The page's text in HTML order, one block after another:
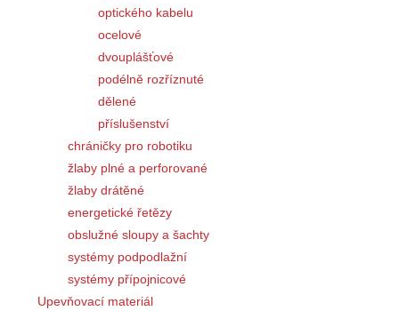
optického kabelu
ocelové
dvouplášťové
podélně rozříznuté
dělené
příslušenství
chráničky pro robotiku
žlaby plné a perforované
žlaby drátěné
energetické řetězy
obslužné sloupy a šachty
systémy podpodlažní
systémy přípojnicové
Upevňovací materiál